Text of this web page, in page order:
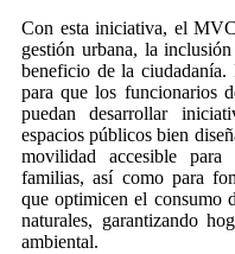
Con esta iniciativa, el
gestión urbana, la
beneficio de la ciudadanía.
para que los funcionarios
puedan desarrollar
espacios públicos bien
movilidad accesible
familias, así como para
que optimicen el consumo
naturales, garantizando
ambiental.